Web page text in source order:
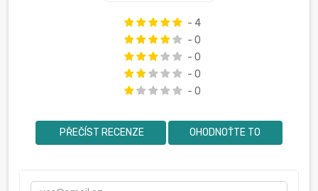
- 4
- 0
- 0
- 0
- 0
PŘEČÍST RECENZE OHODNOŤTE TO